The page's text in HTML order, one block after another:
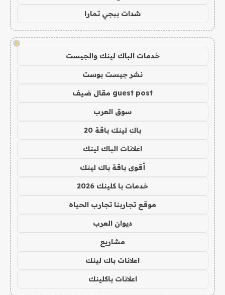
شدات ببجي تمارا
!
خدمات الباك لينك والجيست
نشر جيست بوست
guest post مقال ضيف
سوق العرب
باك لينك باقة 20
اعلانات الباك لينك
أقوى باقة باك لينك
خدمات با كلينك 2026
موقع تجاربنا تجارب الحياه
ديوان العرب
مشاريع
اعلانات باك لينك
اعلانات باكلينك